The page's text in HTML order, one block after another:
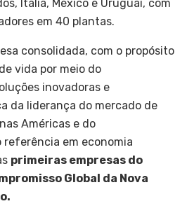
Itália, México e Uruguai, com
em 40 plantas.
consolidada, com o propósito
vida por meio do
inovadoras e
da liderança do mercado de
Américas e do
em economia
primeiras empresas do
Global da Nova